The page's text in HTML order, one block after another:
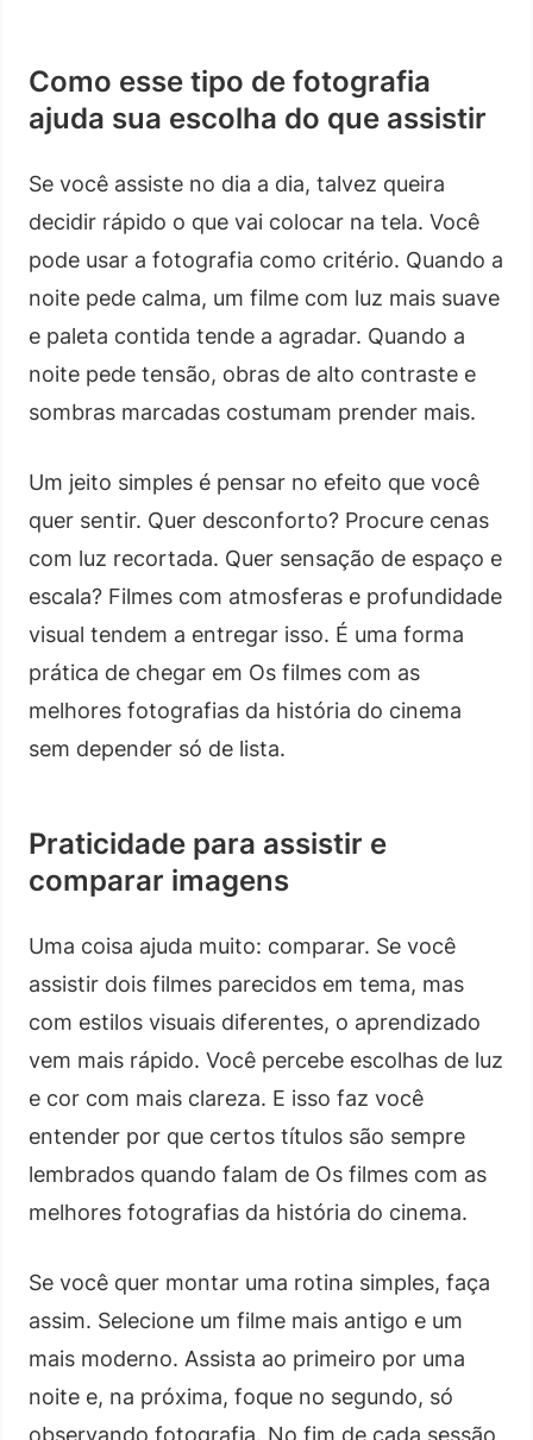
Como esse tipo de fotografia
ajuda sua escolha do que assistir
Se você assiste no dia a dia, talvez queira
decidir rápido o que vai colocar na tela. Você
pode usar a fotografia como critério. Quando a
noite pede calma, um filme com luz mais suave
e paleta contida tende a agradar. Quando a
noite pede tensão, obras de alto contraste e
sombras marcadas costumam prender mais.
Um jeito simples é pensar no efeito que você
quer sentir. Quer desconforto? Procure cenas
com luz recortada. Quer sensação de espaço e
escala? Filmes com atmosferas e profundidade
visual tendem a entregar isso. É uma forma
prática de chegar em Os filmes com as
melhores fotografias da história do cinema
sem depender só de lista.
Praticidade para assistir e
comparar imagens
Uma coisa ajuda muito: comparar. Se você
assistir dois filmes parecidos em tema, mas
com estilos visuais diferentes, o aprendizado
vem mais rápido. Você percebe escolhas de luz
e cor com mais clareza. E isso faz você
entender por que certos títulos são sempre
lembrados quando falam de Os filmes com as
melhores fotografias da história do cinema.
Se você quer montar uma rotina simples, faça
assim. Selecione um filme mais antigo e um
mais moderno. Assista ao primeiro por uma
noite e, na próxima, foque no segundo, só
observando fotografia. No fim de cada sessão,